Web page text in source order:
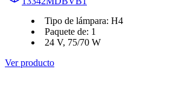
Tipo de lámpara: H4
Paquete de: 1
24 V, 75/70 W
Ver producto